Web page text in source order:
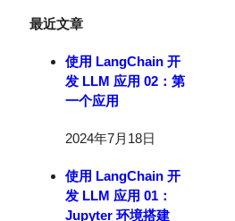
最近文章
使用 LangChain 开
发 LLM 应用 02：第
一个应用
2024年7月18日
使用 LangChain 开
发 LLM 应用 01：
Jupyter 环境搭建